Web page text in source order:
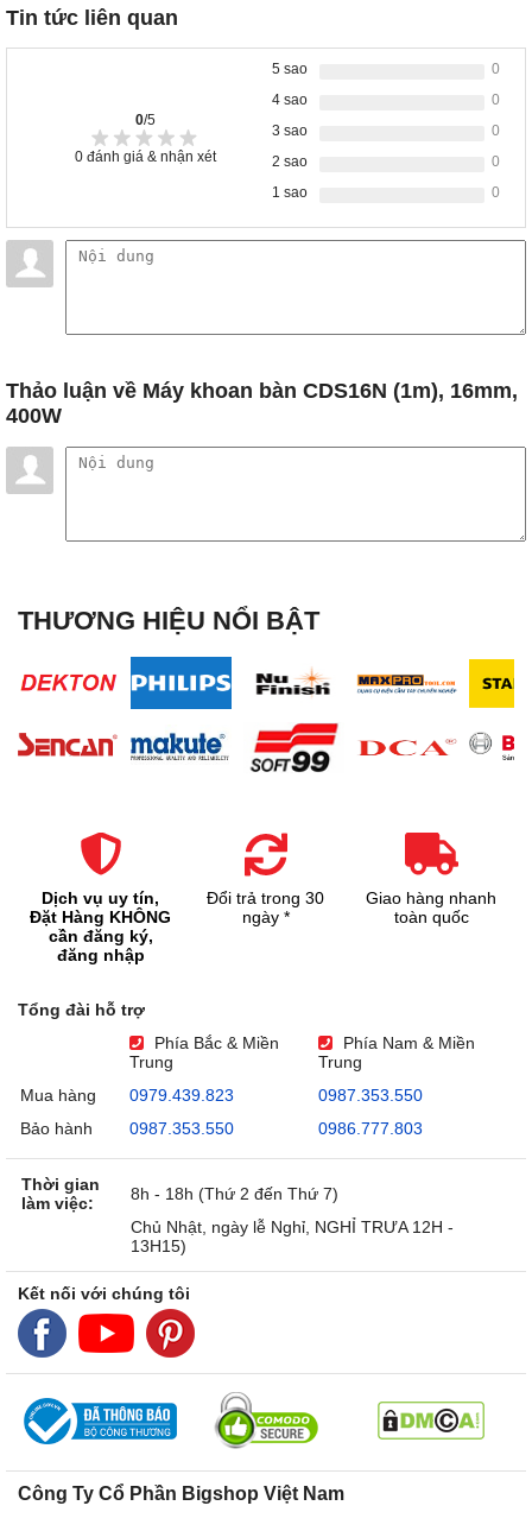
Tin tức liên quan
0/5
0 đánh giá & nhận xét
5 sao
0
4 sao
0
3 sao
0
2 sao
0
1 sao
0
Thảo luận về Máy khoan bàn CDS16N (1m), 16mm,
400W
THƯƠNG HIỆU NỔI BẬT
Dịch vụ uy tín,
Đặt Hàng KHÔNG
cần đăng ký,
đăng nhập
Đổi trả trong 30
ngày *
Giao hàng nhanh
toàn quốc
Tổng đài hỗ trợ
Phía Bắc & Miền
Trung
Phía Nam & Miền
Trung
Mua hàng
0979.439.823
0987.353.550
Bảo hành
0987.353.550 0986.777.803
Thời gian
làm việc:
8h - 18h (Thứ 2 đến Thứ 7)
Chủ Nhật, ngày lễ Nghỉ, NGHỈ TRƯA 12H -
13H15)
Kết nối với chúng tôi
Công Ty Cổ Phần Bigshop Việt Nam